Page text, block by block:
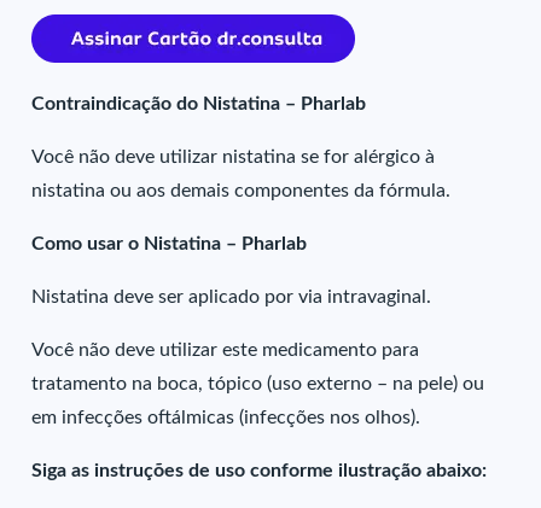
Contraindicação do Nistatina – Pharlab
Você não deve utilizar nistatina se for alérgico à
nistatina ou aos demais componentes da fórmula.
Como usar o Nistatina – Pharlab
Nistatina deve ser aplicado por via intravaginal.
Você não deve utilizar este medicamento para
tratamento na boca, tópico (uso externo – na pele) ou
em infecções oftálmicas (infecções nos olhos).
Siga as instruções de uso conforme ilustração abaixo: